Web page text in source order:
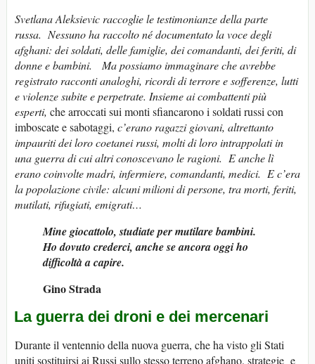
Svetlana Aleksievic raccoglie le testimonianze della parte
russa. Nessuno ha raccolto né documentato la voce degli
afghani: dei soldati, delle famiglie, dei comandanti, dei feriti, di
donne e bambini. Ma possiamo immaginare che avrebbe
registrato racconti analoghi, ricordi di terrore e sofferenze, lutti
e violenze subite e perpetrate. Insieme ai combattenti più
esperti, che arroccati sui monti sfiancarono i soldati russi con
imboscate e sabotaggi, c’erano ragazzi giovani, altrettanto
impauriti dei loro coetanei russi, molti di loro intrappolati in
una guerra di cui altri conoscevano le ragioni. E anche lì
erano coinvolte madri, infermiere, comandanti, medici. E c’era
la popolazione civile: alcuni milioni di persone, tra morti, feriti,
mutilati, rifugiati, emigrati…
Mine giocattolo, studiate per mutilare bambini.
Ho dovuto crederci, anche se ancora oggi ho
difficoltà a capire.
Gino Strada
La guerra dei droni e dei mercenari
Durante il ventennio della nuova guerra, che ha visto gli Stati
uniti sostituirsi ai Russi sullo stesso terreno afghano, strategie e